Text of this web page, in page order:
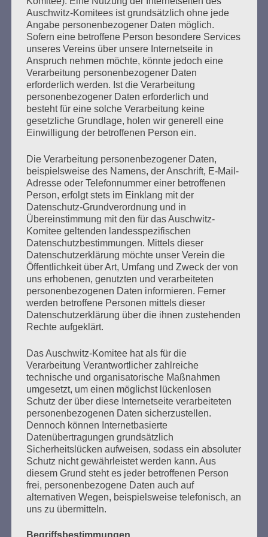
mehr ...
SCHLUSSWORT von Esther Bejarano
anlässlich der Veranstaltung des
Auschwitz-Komitees
Erstellt am24. Januar 2021
76 Jahre nach der Befreiung des KZ Auschwitz durch die
Rote Armee am 27. Januar 1945 Liebe Freundinnen und
Freunde, trotz Abstand in Corona-Zeiten sind wir uns so
nah – und ihr könnt hier immer wieder mal bei uns
reinschauen und uns online treffen. 2020 war ein
Morddrohungen…
mehr ...
Seitennummerierung
der
Beiträge
Zurück 16 Weiter
Auschwitz-Komitees ist grundsätzlich ohne jede
Angabe personenbezogener Daten möglich.
Sofern eine betroffene Person besondere Services
unseres Vereins über unsere Internetseite in
Anspruch nehmen möchte, könnte jedoch eine
Verarbeitung personenbezogener Daten
erforderlich werden. Ist die Verarbeitung
personenbezogener Daten erforderlich und
besteht für eine solche Verarbeitung keine
gesetzliche Grundlage, holen wir generell eine
Einwilligung der betroffenen Person ein.
Die Verarbeitung personenbezogener Daten,
beispielsweise des Namens, der Anschrift, E-Mail-
Adresse oder Telefonnummer einer betroffenen
Person, erfolgt stets im Einklang mit der
Datenschutz-Grundverordnung und in
Übereinstimmung mit den für das Auschwitz-
Komitee geltenden landesspezifischen
Datenschutzbestimmungen. Mittels dieser
Datenschutzerklärung möchte unser Verein die
Öffentlichkeit über Art, Umfang und Zweck der von
uns erhobenen, genutzten und verarbeiteten
personenbezogenen Daten informieren. Ferner
werden betroffene Personen mittels dieser
Datenschutzerklärung über die ihnen zustehenden
Rechte aufgeklärt.
Das Auschwitz-Komitee hat als für die
Verarbeitung Verantwortlicher zahlreiche
technische und organisatorische Maßnahmen
umgesetzt, um einen möglichst lückenlosen
Schutz der über diese Internetseite verarbeiteten
personenbezogenen Daten sicherzustellen.
Dennoch können Internetbasierte
Datenübertragungen grundsätzlich
Sicherheitslücken aufweisen, sodass ein absoluter
Schutz nicht gewährleistet werden kann. Aus
diesem Grund steht es jeder betroffenen Person
frei, personenbezogene Daten auch auf
alternativen Wegen, beispielsweise telefonisch, an
uns zu übermitteln.
Begriffsbestimmungen